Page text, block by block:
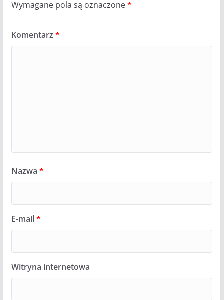
Wymagane pola są oznaczone*
Komentarz *
Nazwa *
E-mail*
Witryna internetowa